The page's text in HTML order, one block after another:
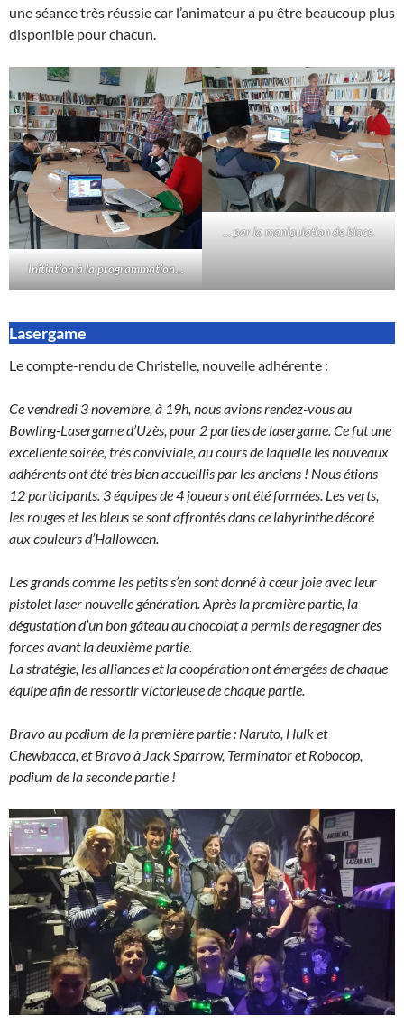
une séance très réussie car l’animateur a pu être beaucoup plus
disponible pour chacun.
Initiation à la programmation…
… par la manipulation de blocs.
Lasergame
Le compte-rendu de Christelle, nouvelle adhérente :
Ce vendredi 3 novembre, à 19h, nous avions rendez-vous au
Bowling-Lasergame d’Uzès, pour 2 parties de lasergame. Ce fut une
excellente soirée, très conviviale, au cours de laquelle les nouveaux
adhérents ont été très bien accueillis par les anciens ! Nous étions
12 participants. 3 équipes de 4 joueurs ont été formées. Les verts,
les rouges et les bleus se sont affrontés dans ce labyrinthe décoré
aux couleurs d’Halloween.
Les grands comme les petits s’en sont donné à cœur joie avec leur
pistolet laser nouvelle génération. Après la première partie, la
dégustation d’un bon gâteau au chocolat a permis de regagner des
forces avant la deuxième partie.
La stratégie, les alliances et la coopération ont émergées de chaque
équipe afin de ressortir victorieuse de chaque partie.
Bravo au podium de la première partie : Naruto, Hulk et
Chewbacca, et Bravo à Jack Sparrow, Terminator et Robocop,
podium de la seconde partie !